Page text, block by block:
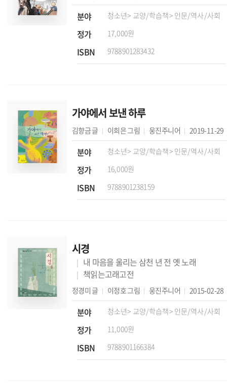
분야 청소년> 교양/학습책> 인문/역사/사회
정가 17,000원
ISBN 9788901283432
가야에서 보낸 하루
김향금글 이희은그림 웅진주니어 2019-11-29
분야 청소년> 교양/학습책> 인문/역사/사회
정가 16,000원
ISBN 9788901238159
시경
내 마음을 울리는 삼천 년 전 옛 노래
책읽는고래고전
정경미 글 이정호그림 웅진주니어 2015-02-28
분야 청소년> 교양/학습책> 인문/역사/사회
정가 11,000원
ISBN 9788901166384